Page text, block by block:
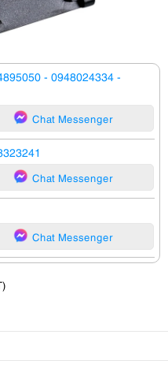
- 0948024334 -
Chat Messenger
Chat Messenger
Chat Messenger